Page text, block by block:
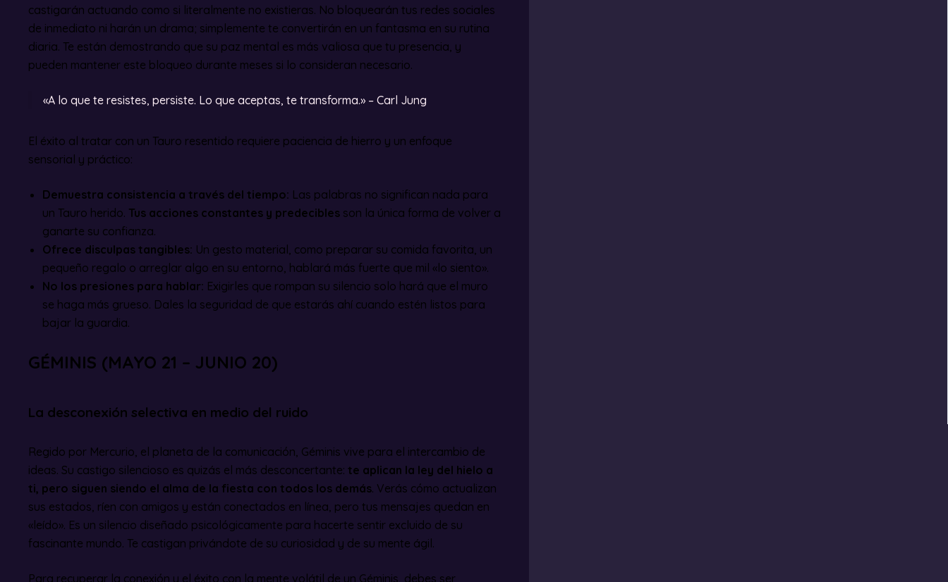
castigarán actuando como si literalmente no existieras. No bloquearán tus redes sociales
de inmediato ni harán un drama; simplemente te convertirán en un fantasma en su rutina
diaria. Te están demostrando que su paz mental es más valiosa que tu presencia, y
pueden mantener este bloqueo durante meses si lo consideran necesario.
«A lo que te resistes, persiste. Lo que aceptas, te transforma.» – Carl Jung
El éxito al tratar con un Tauro resentido requiere paciencia de hierro y un enfoque
sensorial y práctico:
Demuestra consistencia a través del tiempo: Las palabras no significan nada para
un Tauro herido. Tus acciones constantes y predecibles son la única forma de volver a
ganarte su confianza.
Ofrece disculpas tangibles: Un gesto material, como preparar su comida favorita, un
pequeño regalo o arreglar algo en su entorno, hablará más fuerte que mil «lo siento».
No los presiones para hablar: Exigirles que rompan su silencio solo hará que el muro
se haga más grueso. Dales la seguridad de que estarás ahí cuando estén listos para
bajar la guardia.
GÉMINIS (MAYO 21 – JUNIO 20)
La desconexión selectiva en medio del ruido
Regido por Mercurio, el planeta de la comunicación, Géminis vive para el intercambio de
ideas. Su castigo silencioso es quizás el más desconcertante: te aplican la ley del hielo a
ti, pero siguen siendo el alma de la fiesta con todos los demás. Verás cómo actualizan
sus estados, ríen con amigos y están conectados en línea, pero tus mensajes quedan en
«leído». Es un silencio diseñado psicológicamente para hacerte sentir excluido de su
fascinante mundo. Te castigan privándote de su curiosidad y de su mente ágil.
Para recuperar la conexión y el éxito con la mente volátil de un Géminis, debes ser